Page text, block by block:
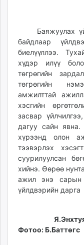
Livetv.mn
Eguur.mn
24tsag.mn
shuud.mn
eagle.mn
ergelt.mn
zarig.mn
today.mn
zuv.mn
mminfo.mn
ugluu.mn
urlag.mn
unen.mn
asu.mn
unuudur.mn
Баяжуулах
байдлаар
биелүүллээ.
хүдэр илүү
төгрөгийн
төгрөгийн
амжилттай
хэсгийн
засвар
дагуу сайн явна.
хүрээнд олон
тээвэрлэх
суурилуулсан
хийнэ. Өөрөө
ажил энэ сарын
үйлдвэрийн
Фотоо: Б.Баттөгс